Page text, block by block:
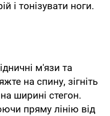
і тонізувати ноги.
м'язи та
на спину, зігніть
ширині стегон.
пряму лінію від